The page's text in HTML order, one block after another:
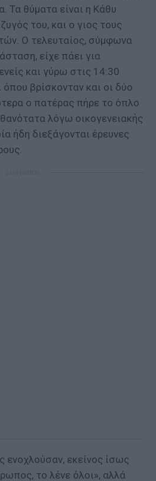
Τα θύματα είναι η Κάθυ
του, και ο γιος τους
Ο τελευταίος, σύμφωνα
είχε πάει για
και γύρω στις 14:30
βρίσκονταν και οι δύο
ο πατέρας πήρε το όπλο
λόγω οικογενειακής
ήδη διεξάγονται έρευνες
ενοχλούσαν, εκείνος ίσως
το λένε όλοι», αλλά